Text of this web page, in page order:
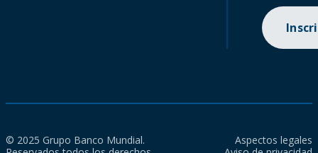
© 2025 Grupo Banco Mundial.
Aspectos legales